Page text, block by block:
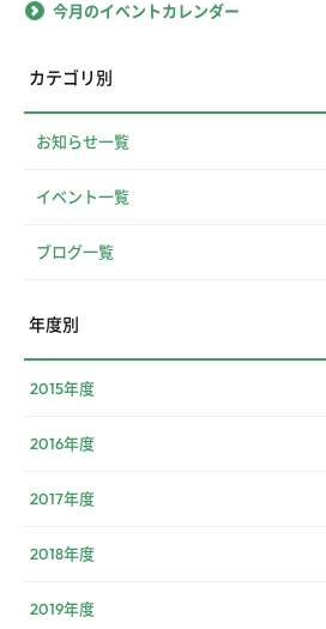
今月のイベントカレンダー
カテゴリ別
お知らせ一覧
イベント一覧
ブログ一覧
年度別
2015年度
2016年度
2017年度
2018年度
2019年度